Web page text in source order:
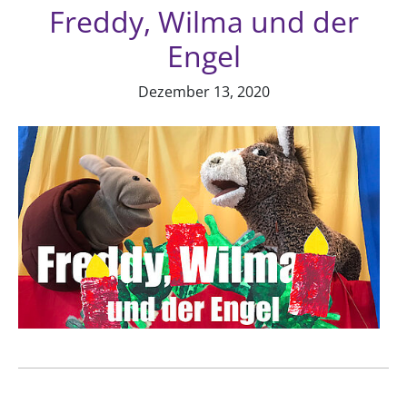
Freddy, Wilma und der
Engel
Dezember 13, 2020